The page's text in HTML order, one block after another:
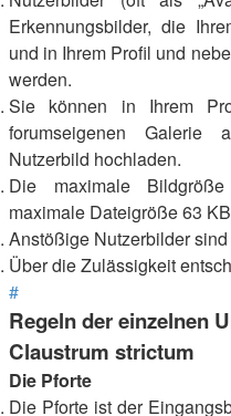
Erkennungsbilder, die
und in Ihrem Profil und
werden.
Sie können in Ihrem
forumseigenen Galerie
Nutzerbild hochladen.
Die maximale
maximale Dateigröße 63
Anstößige Nutzerbilder
Über die Zulässigkeit
#
Regeln der einzelnen
Claustrum strictum
Die Pforte
Die Pforte ist der